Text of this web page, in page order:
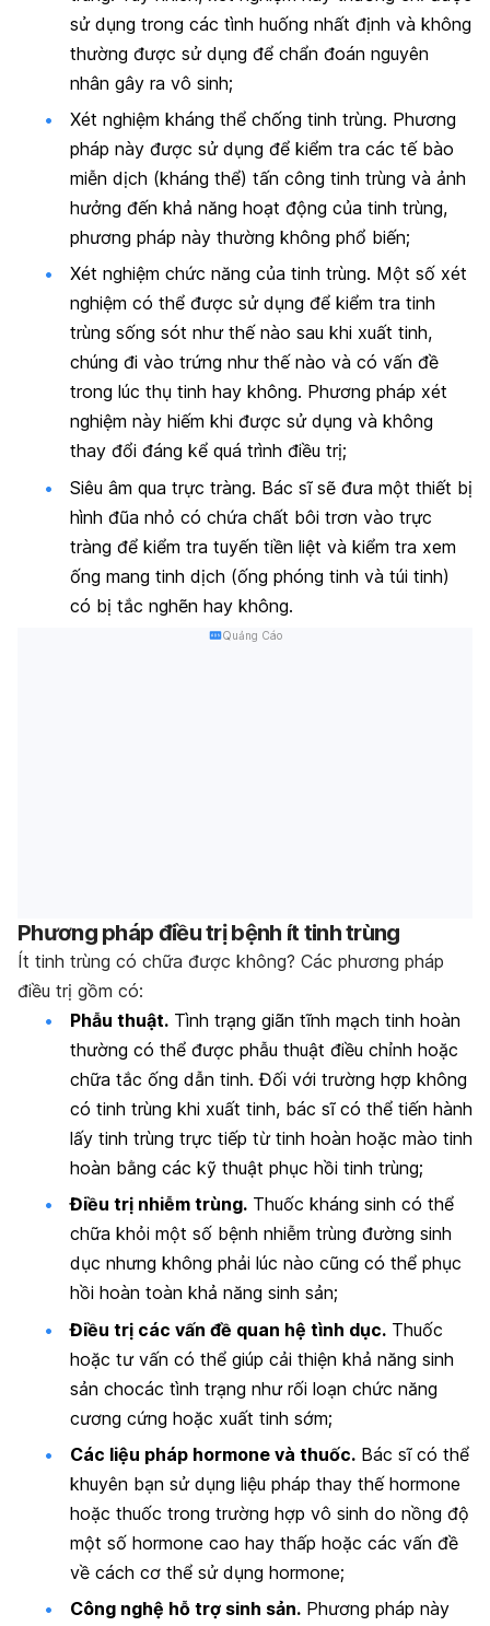
sử dụng trong các tình huống nhất định và không
thường được sử dụng để chẩn đoán nguyên
nhân gây ra vô sinh;
Xét nghiệm kháng thể chống tinh trùng. Phương
pháp này được sử dụng để kiểm tra các tế bào
miễn dịch (kháng thể) tấn công tinh trùng và ảnh
hưởng đến khả năng hoạt động của tinh trùng,
phương pháp này thường không phổ biến;
Xét nghiệm chức năng của tinh trùng. Một số xét
nghiệm có thể được sử dụng để kiểm tra tinh
trùng sống sót như thế nào sau khi xuất tinh,
chúng đi vào trứng như thế nào và có vấn đề
trong lúc thụ tinh hay không. Phương pháp xét
nghiệm này hiếm khi được sử dụng và không
thay đổi đáng kể quá trình điều trị;
Siêu âm qua trực tràng. Bác sĩ sẽ đưa một thiết bị
hình đũa nhỏ có chứa chất bôi trơn vào trực
tràng để kiểm tra tuyến tiền liệt và kiểm tra xem
ống mang tinh dịch (ống phóng tinh và túi tinh)
có bị tắc nghẽn hay không.
Quảng Cáo
Phương pháp điều trị bệnh ít tinh trùng
Ít tinh trùng có chữa được không? Các phương pháp
điều trị gồm có:
Phẫu thuật. Tình trạng giãn tĩnh mạch tinh hoàn
thường có thể được phẫu thuật điều chỉnh hoặc
chữa tắc ống dẫn tinh. Đối với trường hợp không
có tinh trùng khi xuất tinh, bác sĩ có thể tiến hành
lấy tinh trùng trực tiếp từ tinh hoàn hoặc mào tinh
hoàn bằng các kỹ thuật phục hồi tinh trùng;
Điều trị nhiễm trùng. Thuốc kháng sinh có thể
chữa khỏi một số bệnh nhiễm trùng đường sinh
dục nhưng không phải lúc nào cũng có thể phục
hồi hoàn toàn khả năng sinh sản;
Điều trị các vấn đề quan hệ tình dục. Thuốc
hoặc tư vấn có thể giúp cải thiện khả năng sinh
sản chocác tình trạng như rối loạn chức năng
cương cứng hoặc xuất tinh sớm;
Các liệu pháp hormone và thuốc. Bác sĩ có thể
khuyên bạn sử dụng liệu pháp thay thế hormone
hoặc thuốc trong trường hợp vô sinh do nồng độ
một số hormone cao hay thấp hoặc các vấn đề
về cách cơ thể sử dụng hormone;
Công nghệ hỗ trợ sinh sản. Phương pháp này